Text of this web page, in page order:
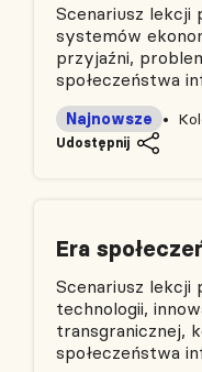
Scenariusz lekcji
systemów
przyjaźni,
społeczeństwa
Najnowsze
Udostępnij
Era
Scenariusz lekcji
technologii,
transgranicznej,
społeczeństwa